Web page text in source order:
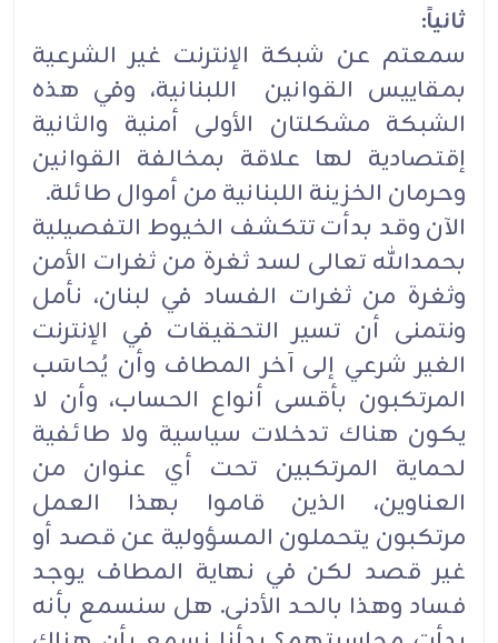
ثانياً:
سمعتم عن شبكة الإنترنت غير الشرعية
بمقاييس القوانين اللبنانية، وفي هذه
الشبكة مشكلتان الأولى أمنية والثانية
إقتصادية لها علاقة بمخالفة القوانين
وحرمان الخزينة اللبنانية من أموال طائلة.
الآن وقد بدأت تتكشف الخيوط التفصيلية
بحمدالله تعالى لسد ثغرة من ثغرات الأمن
وثغرة من ثغرات الفساد في لبنان، نأمل
ونتمنى أن تسير التحقيقات في الإنترنت
الغير شرعي إلى آخر المطاف وأن يُحاسَب
المرتكبون بأقسى أنواع الحساب، وأن لا
يكون هناك تدخلات سياسية ولا طائفية
لحماية المرتكبين تحت أي عنوان من
العناوين، الذين قاموا بهذا العمل
مرتكبون يتحملون المسؤولية عن قصد أو
غير قصد لكن في نهاية المطاف يوجد
فساد وهذا بالحد الأدنى. هل سنسمع بأنه